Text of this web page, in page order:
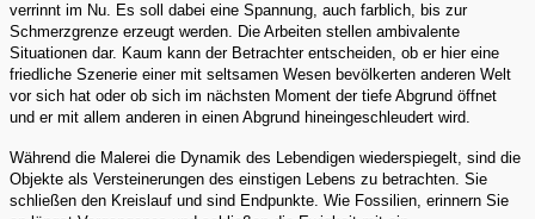
verrinnt im Nu. Es soll dabei eine Spannung, auch farblich, bis zur
Schmerzgrenze erzeugt werden. Die Arbeiten stellen ambivalente
Situationen dar. Kaum kann der Betrachter entscheiden, ob er hier eine
friedliche Szenerie einer mit seltsamen Wesen bevölkerten anderen Welt
vor sich hat oder ob sich im nächsten Moment der tiefe Abgrund öffnet
und er mit allem anderen in einen Abgrund hineingeschleudert wird.
Während die Malerei die Dynamik des Lebendigen wiederspiegelt, sind die
Objekte als Versteinerungen des einstigen Lebens zu betrachten. Sie
schließen den Kreislauf und sind Endpunkte. Wie Fossilien, erinnern Sie